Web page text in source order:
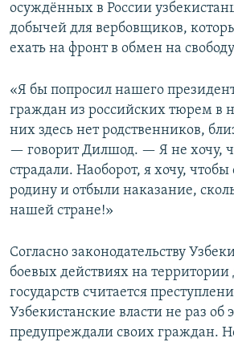
осуждённых в России
добычей для вербовщиков,
ехать на фронт в обмен на
«Я бы попросил нашего
граждан из российских тюрем в
них здесь нет родственников,
— говорит Дилшод. — Я не хочу,
страдали. Наоборот, я хочу,
родину и отбыли наказание,
нашей стране!»
Согласно законодательству
боевых действиях на территории
государств считается
Узбекистанские власти не раз об
предупреждали своих граждан.